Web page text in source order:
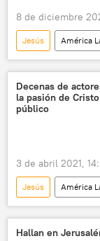
8 de diciembre
Jesús América
religión
Decenas de
la pasión de
público
3 de abril 2021,
Jesús América
Semana Santa
representación
Hallan en